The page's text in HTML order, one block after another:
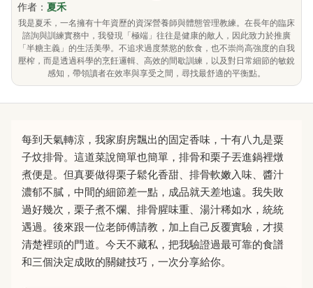
作者： 夏禾
我是夏禾，一名擁有十年資歷的資深營養師與體態管理教練。在長年的臨床
諮詢與訓練實務中，我發現「極端」往往是健康的敵人，因此致力於推廣
「半糖主義」的生活美學。不追求過度禁慾的飲食，也不崇尚高強度的自我
壓榨，而是透過科學的烹飪邏輯、高效的間歇訓練，以及對日常細節的敏銳
感知，帶領讀者在效率與享受之間，尋找最舒適的平衡點。
每到天氣轉涼，我家廚房飄出的固定香味，十有八九是粟
子炆排骨。這道菜說簡單也簡單，排骨和栗子丟進鍋裡燉
煮便是。但真要做得栗子鬆化香甜、排骨軟嫩入味、醬汁
濃郁不膩，中間的細節差一點，成品就天差地遠。我失敗
過好幾次，栗子煮不爛、排骨腥味重、湯汁稀如水，統統
遇過。後來跟一位老師傅請教，加上自己反覆實驗，才摸
清楚裡頭的門道。今天不藏私，把我驗證過最可靠的食譜
和三個決定成敗的關鍵技巧，一次分享給你。